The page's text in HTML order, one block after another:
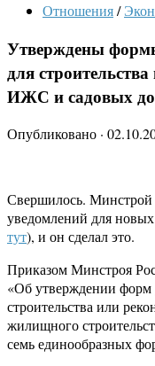
Отношения/
Утверждены
для
ИЖС и садовых
Опубликовано ·
Свершилось.
уведомлений для
тут), и он сделал это.
Приказом Минстроя
«Об утверждении форм
строительства или
жилищного
семь единообразных